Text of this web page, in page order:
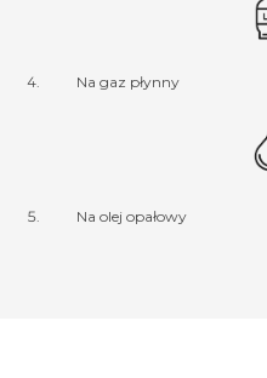
Na gaz płynny
Na olej opałowy